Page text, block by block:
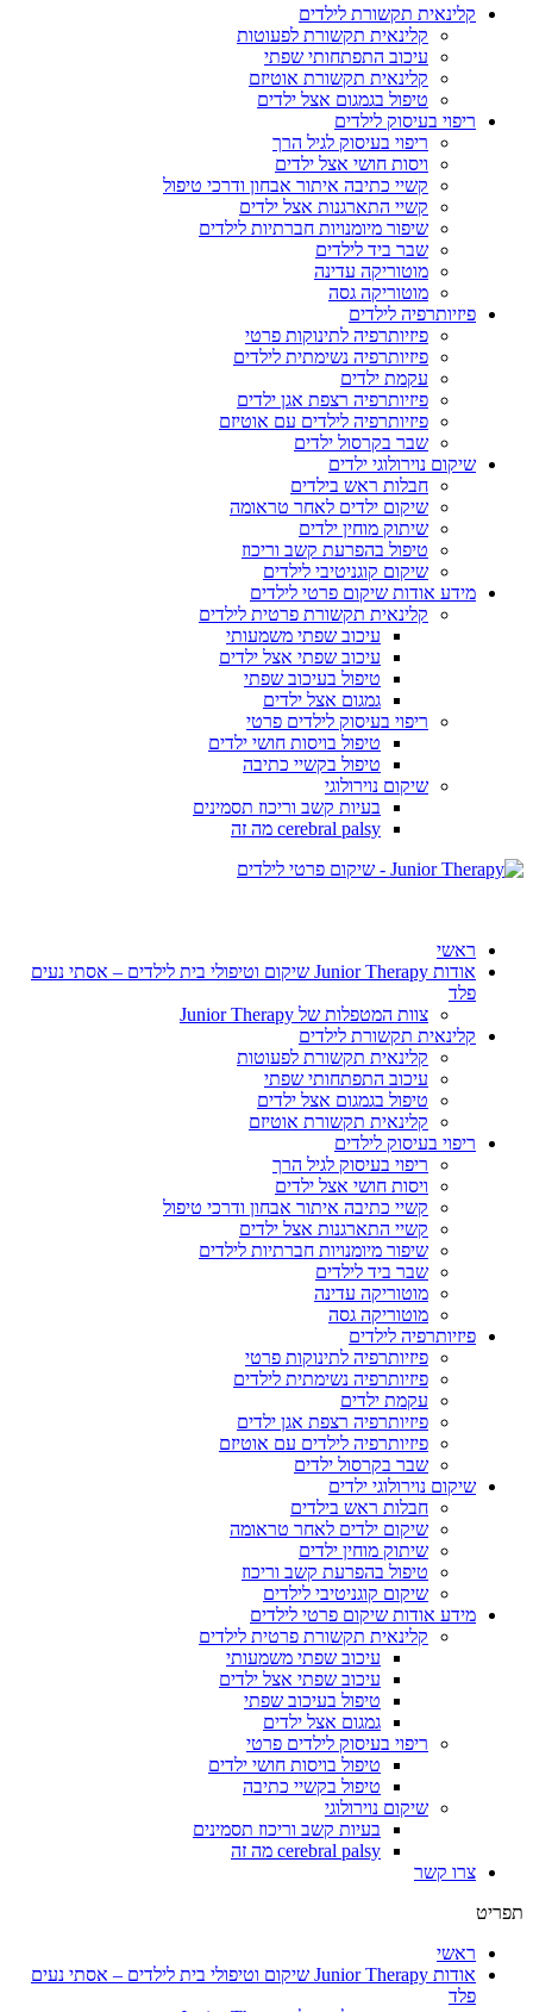
קלינאית תקשורת לילדים
קלינאית תקשורת לפעוטות
עיכוב התפתחותי שפתי
קלינאית תקשורת אוטיזם
טיפול בגמגום אצל ילדים
ריפוי בעיסוק לילדים
ריפוי בעיסוק לגיל הרך
ויסות חושי אצל ילדים
קשיי כתיבה איתור אבחון ודרכי טיפול
קשיי התארגנות אצל ילדים
שיפור מיומנויות חברתיות לילדים
שבר ביד לילדים
מוטוריקה עדינה
מוטוריקה גסה
פיזיותרפיה לילדים
פיזיותרפיה לתינוקות פרטי
פיזיותרפיה נשימתית לילדים
עקמת ילדים
פיזיותרפיה רצפת אגן ילדים
פיזיותרפיה לילדים עם אוטיזם
שבר בקרסול ילדים
שיקום נוירולוגי ילדים
חבלות ראש בילדים
שיקום ילדים לאחר טראומה
שיתוק מוחין ילדים
טיפול בהפרעת קשב וריכוז
שיקום קוגניטיבי לילדים
מידע אודות שיקום פרטי לילדים
קלינאית תקשורת פרטית לילדים
עיכוב שפתי משמעותי
עיכוב שפתי אצל ילדים
טיפול בעיכוב שפתי
גמגום אצל ילדים
ריפוי בעיסוק לילדים פרטי
טיפול בויסות חושי ילדים
טיפול בקשיי כתיבה
שיקום נוירולוגי
בעיות קשב וריכוז תסמינים
cerebral palsy מה זה
ראשי
אודות Junior Therapy שיקום וטיפולי בית לילדים – אסתי נעים
פלד
צוות המטפלות של Junior Therapy
קלינאית תקשורת לילדים
קלינאית תקשורת לפעוטות
עיכוב התפתחותי שפתי
טיפול בגמגום אצל ילדים
קלינאית תקשורת אוטיזם
ריפוי בעיסוק לילדים
ריפוי בעיסוק לגיל הרך
ויסות חושי אצל ילדים
קשיי כתיבה איתור אבחון ודרכי טיפול
קשיי התארגנות אצל ילדים
שיפור מיומנויות חברתיות לילדים
שבר ביד לילדים
מוטוריקה עדינה
מוטוריקה גסה
פיזיותרפיה לילדים
פיזיותרפיה לתינוקות פרטי
פיזיותרפיה נשימתית לילדים
עקמת ילדים
פיזיותרפיה רצפת אגן ילדים
פיזיותרפיה לילדים עם אוטיזם
שבר בקרסול ילדים
שיקום נוירולוגי ילדים
חבלות ראש בילדים
שיקום ילדים לאחר טראומה
שיתוק מוחין ילדים
טיפול בהפרעת קשב וריכוז
שיקום קוגניטיבי לילדים
מידע אודות שיקום פרטי לילדים
קלינאית תקשורת פרטית לילדים
עיכוב שפתי משמעותי
עיכוב שפתי אצל ילדים
טיפול בעיכוב שפתי
גמגום אצל ילדים
ריפוי בעיסוק לילדים פרטי
טיפול בויסות חושי ילדים
טיפול בקשיי כתיבה
שיקום נוירולוגי
בעיות קשב וריכוז תסמינים
cerebral palsy מה זה
צרו קשר
תפריט
ראשי
אודות Junior Therapy שיקום וטיפולי בית לילדים – אסתי נעים
פלד